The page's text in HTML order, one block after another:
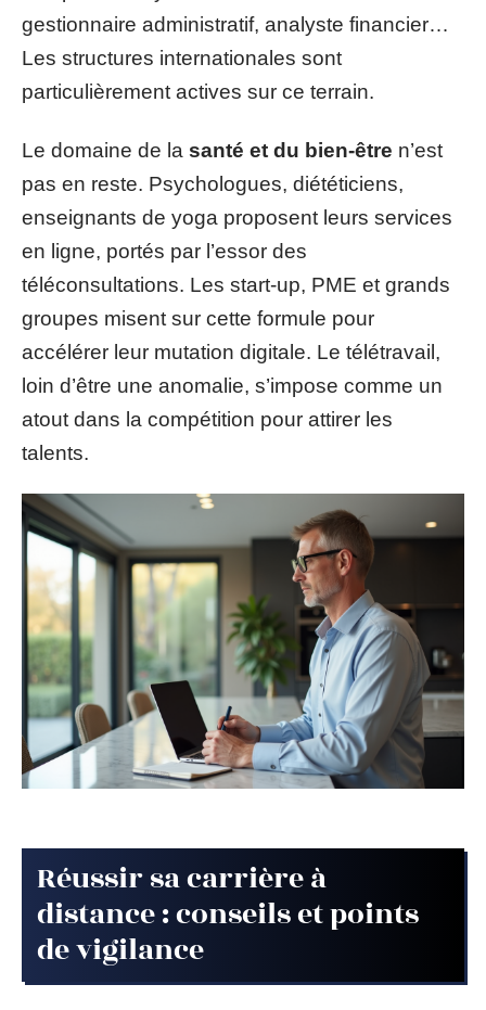
gestionnaire administratif, analyste financier…
Les structures internationales sont
particulièrement actives sur ce terrain.
Le domaine de la santé et du bien-être n’est
pas en reste. Psychologues, diététiciens,
enseignants de yoga proposent leurs services
en ligne, portés par l’essor des
téléconsultations. Les start-up, PME et grands
groupes misent sur cette formule pour
accélérer leur mutation digitale. Le télétravail,
loin d’être une anomalie, s’impose comme un
atout dans la compétition pour attirer les
talents.
Réussir sa carrière à
distance : conseils et points
de vigilance